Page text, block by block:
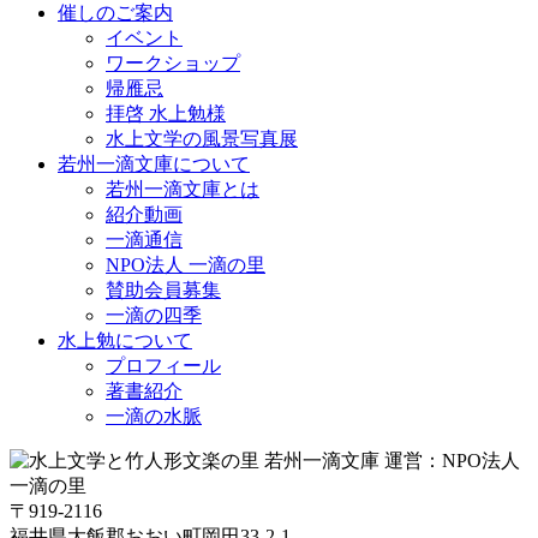
催しのご案内
イベント
ワークショップ
帰雁忌
拝啓 水上勉様
水上文学の風景写真展
若州一滴文庫について
若州一滴文庫とは
紹介動画
一滴通信
NPO法人 一滴の里
賛助会員募集
一滴の四季
水上勉について
プロフィール
著書紹介
一滴の水脈
〒919-2116